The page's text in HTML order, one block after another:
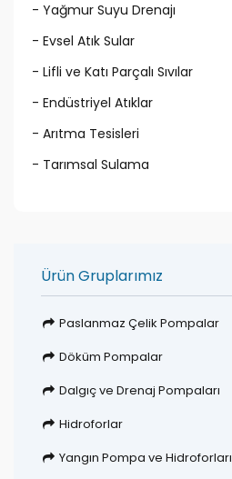
- Yağmur Suyu Drenajı
- Evsel Atık Sular
- Lifli ve Katı Parçalı Sıvılar
- Endüstriyel Atıklar
- Arıtma Tesisleri
- Tarımsal Sulama
Ürün Gruplarımız
Paslanmaz Çelik Pompalar
Döküm Pompalar
Dalgıç ve Drenaj Pompaları
Hidroforlar
Yangın Pompa ve Hidroforları